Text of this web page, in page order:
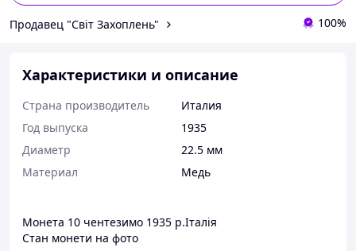
Продавец "Світ Захоплень" 100%
Характеристики и описание
Страна производитель
Италия
Год выпуска
1935
Диаметр
22.5 мм
Материал
Медь
Монета 10 чентезимо 1935 р.Італія
Стан монети на фото